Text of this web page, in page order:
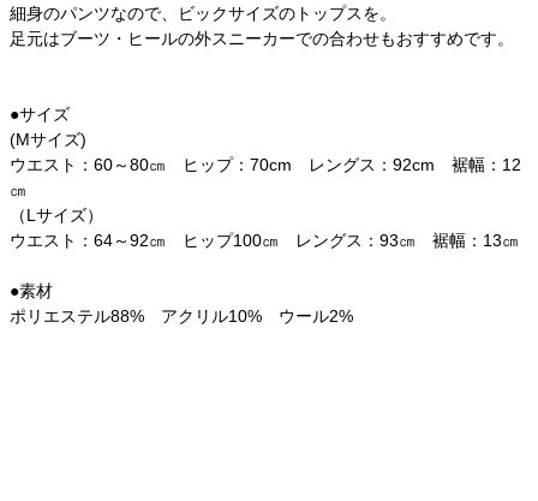
細身のパンツなので、ビックサイズのトップスを。
足元はブーツ・ヒールの外スニーカーでの合わせもおすすめです。
●サイズ
(Mサイズ)
ウエスト：60～80㎝ ヒップ：70cm レングス：92cm 裾幅：12
㎝
（Lサイズ）
ウエスト：64～92㎝ ヒップ100㎝ レングス：93㎝ 裾幅：13㎝
●素材
ポリエステル88% アクリル10% ウール2%